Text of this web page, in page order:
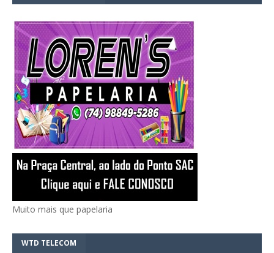
Muito mais que papelaria
WTD TELECOM